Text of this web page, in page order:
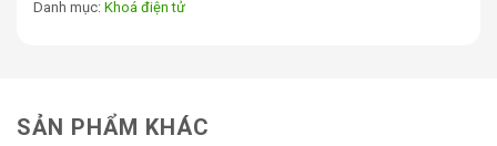
Danh mục: Khoá điện tử
SẢN PHẨM KHÁC